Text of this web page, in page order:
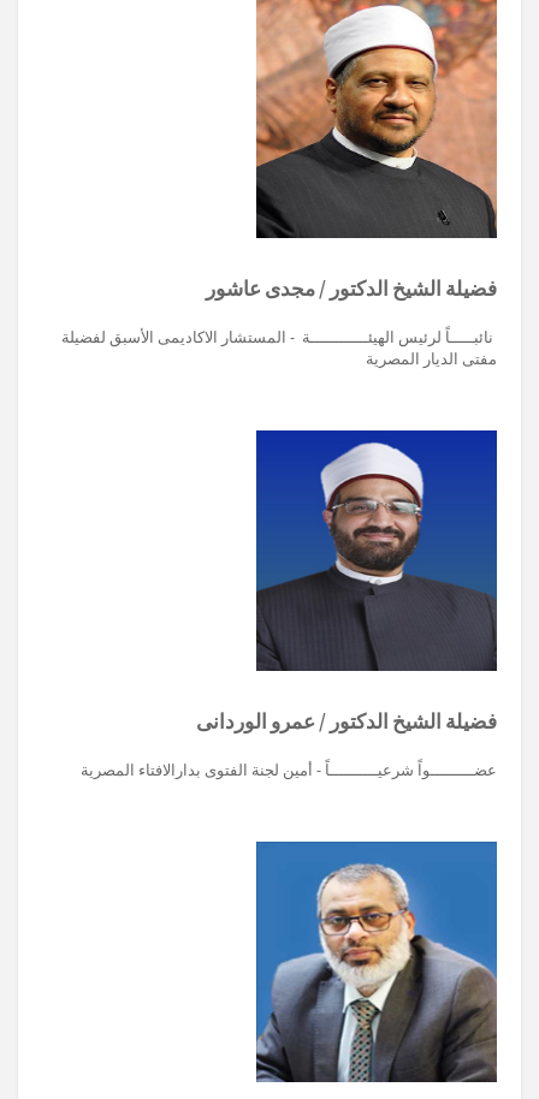
فضيلة الشيخ الدكتور / مجدى عاشور
نائبـــــاً لرئيس الهيئــــــــــــة - المستشار الاكاديمى الأسبق لفضيلة
مفتى الديار المصرية
فضيلة الشيخ الدكتور / عمرو الوردانى
عضـــــــــواً شرعيــــــــــاً - أمين لجنة الفتوى بدارالافتاء المصرية